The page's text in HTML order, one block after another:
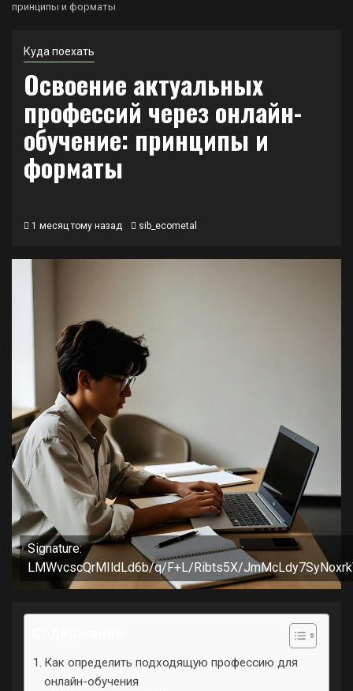
принципы и форматы
Куда поехать
Освоение актуальных
профессий через онлайн-
обучение: принципы и
форматы
1 месяц тому назад sib_ecometal
Signature:
LMWvcscQrMIldLd6b/q/F+L/Ribts5X/
Как определить подходящую профессию для
онлайн-обучения